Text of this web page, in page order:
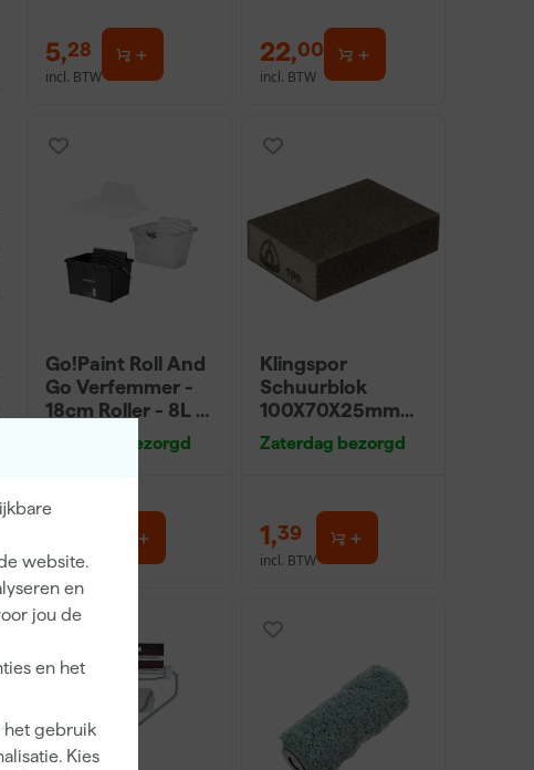
website.
en
jou de
en het
het gebruik
Kies
5,28
incl. BTW
22,00
incl. BTW
Go!Paint Roll And
Go Verfemmer -
18cm Roller - 8L +
5 Inzetemmers en
Zaterdag bezorgd
incl. BTW
Klingspor
Schuurblok
100X70X25mm
Sk 500 P220
Zaterdag bezorgd
1,39
incl. BTW